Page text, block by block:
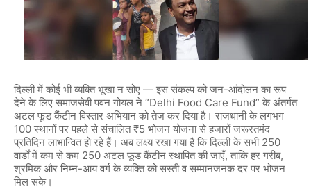
दिल्ली में कोई भी व्यक्ति भूखा न सोए — इस संकल्प को जन-आंदोलन का रूप
देने के लिए समाजसेवी पवन गोयल ने “Delhi Food Care Fund” के अंतर्गत
अटल फूड कैंटीन विस्तार अभियान को तेज कर दिया है। राजधानी के लगभग
100 स्थानों पर पहले से संचालित ₹5 भोजन योजना से हजारों जरूरतमंद
प्रतिदिन लाभान्वित हो रहे हैं। अब लक्ष्य रखा गया है कि दिल्ली के सभी 250
वार्डों में कम से कम 250 अटल फूड कैंटीन स्थापित की जाएँ, ताकि हर गरीब,
श्रमिक और निम्न-आय वर्ग के व्यक्ति को सस्ती व सम्मानजनक दर पर भोजन
मिल सके।